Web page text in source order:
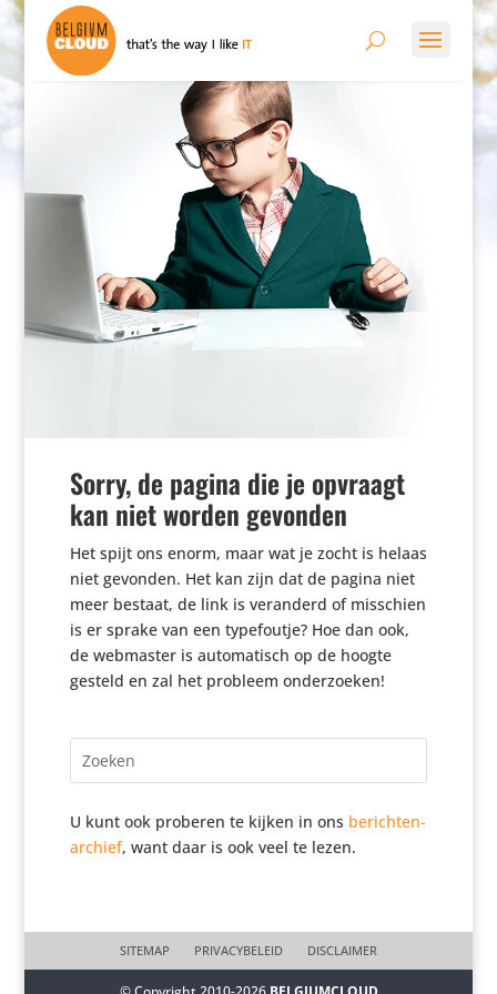
Sorry, de pagina die je opvraagt
kan niet worden gevonden
Het spijt ons enorm, maar wat je zocht is helaas
niet gevonden. Het kan zijn dat de pagina niet
meer bestaat, de link is veranderd of misschien
is er sprake van een type­foutje? Hoe dan ook,
de webmaster is auto­ma­tisch op de hoogte
gesteld en zal het probleem onderzoeken!
U kunt ook proberen te kijken in ons berichten-
archief, want daar is ook veel te lezen.
SITEMAP PRIVACYBELEID DISCLAIMER